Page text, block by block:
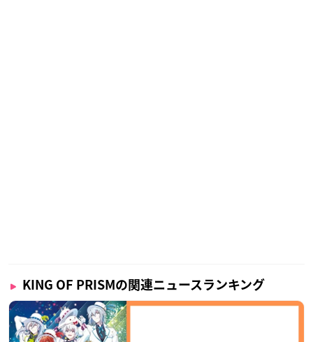
KING OF PRISMの関連ニュースランキング